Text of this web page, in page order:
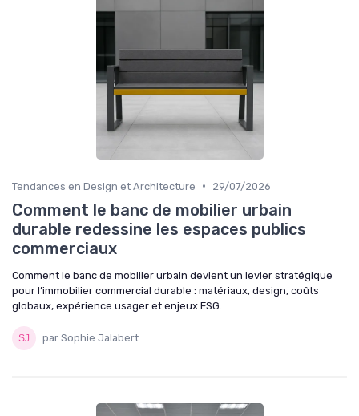
Tendances en Design et Architecture • 29/07/2026
Comment le banc de mobilier urbain
durable redessine les espaces publics
commerciaux
Comment le banc de mobilier urbain devient un levier stratégique
pour l’immobilier commercial durable : matériaux, design, coûts
globaux, expérience usager et enjeux ESG.
par Sophie Jalabert